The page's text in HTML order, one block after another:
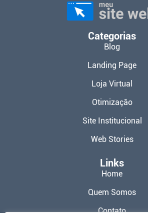
Categorias
Blog
Landing Page
Loja Virtual
Otimização
Site Institucional
Web Stories
Links
Home
Quem Somos
Contato